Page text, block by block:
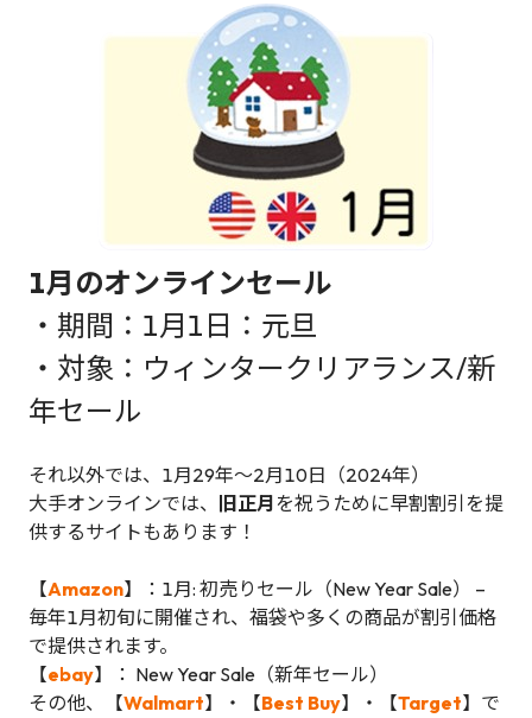
1月のオンラインセール
・期間：1月1日：元旦
・対象：ウィンタークリアランス/新
年セール
それ以外では、1月29年～2月10日（2024年）
大手オンラインでは、
旧正月 を祝うために早割割引を提
供するサイトもあります！
【Amazon】：1月: 初売りセール（New Year Sale） –
毎年1月初旬に開催され、福袋や多くの商品が割引価格
で提供されます。
【ebay】： New Year Sale（新年セール）
その他、【Walmart】・【Best Buy】・【Target】で